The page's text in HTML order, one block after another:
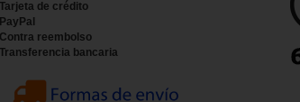
Tarjeta de crédito
PayPal
Contra reembolso
Transferencia bancaria